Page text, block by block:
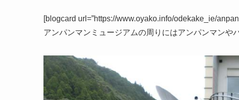
[blogcard url=”https://www.oyako.info/odekake_ie/
アンパンマンミュージアムの周りにはアンパンマンや